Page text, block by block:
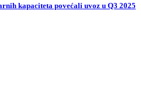
kapaciteta povećali uvoz u Q3 2025